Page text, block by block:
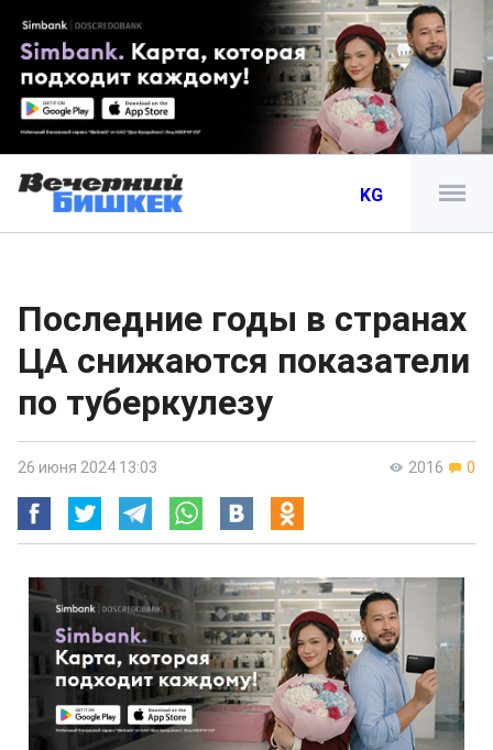
KG
Последние годы в странах
ЦА снижаются показатели
по туберкулезу
2016 0
26 июня 2024 13:03